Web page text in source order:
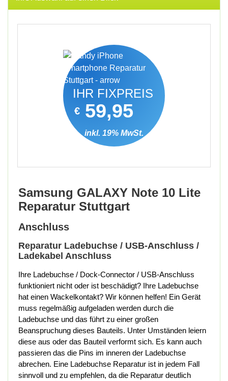
IHR FIXPREIS
€ 59,95
inkl. 19% MwSt.
Samsung GALAXY Note 10 Lite
Reparatur Stuttgart
Anschluss
Reparatur Ladebuchse / USB-Anschluss /
Ladekabel Anschluss
Ihre Ladebuchse / Dock-Connector / USB-Anschluss
funktioniert nicht oder ist beschädigt? Ihre Ladebuchse
hat einen Wackelkontakt? Wir können helfen! Ein Gerät
muss regelmäßig aufgeladen werden durch die
Ladebuchse und das führt zu einer großen
Beanspruchung dieses Bauteils. Unter Umständen leiern
diese aus oder das Bauteil verformt sich. Es kann auch
passieren das die Pins im inneren der Ladebuchse
abrechen. Eine Ladebuchse Reparatur ist in jedem Fall
sinnvoll und zu empfehlen, da die Reparatur deutlich